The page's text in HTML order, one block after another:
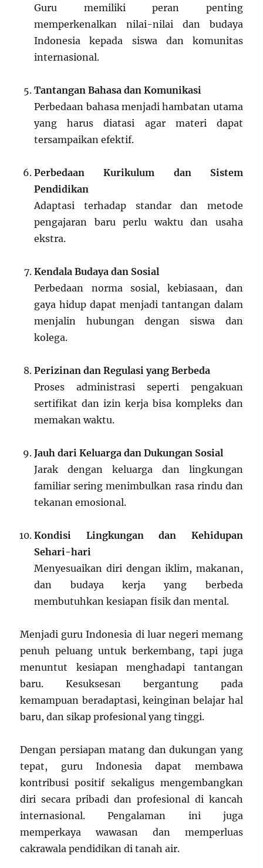
Guru memiliki peran penting
memperkenalkan nilai-nilai dan budaya
Indonesia kepada siswa dan komunitas
internasional.
Tantangan Bahasa dan Komunikasi
Perbedaan bahasa menjadi hambatan utama
yang harus diatasi agar materi dapat
tersampaikan efektif.
Perbedaan Kurikulum dan Sistem
Pendidikan
Adaptasi terhadap standar dan metode
pengajaran baru perlu waktu dan usaha
ekstra.
Kendala Budaya dan Sosial
Perbedaan norma sosial, kebiasaan, dan
gaya hidup dapat menjadi tantangan dalam
menjalin hubungan dengan siswa dan
kolega.
Perizinan dan Regulasi yang Berbeda
Proses administrasi seperti pengakuan
sertifikat dan izin kerja bisa kompleks dan
memakan waktu.
Jauh dari Keluarga dan Dukungan Sosial
Jarak dengan keluarga dan lingkungan
familiar sering menimbulkan rasa rindu dan
tekanan emosional.
Kondisi Lingkungan dan Kehidupan
Sehari-hari
Menyesuaikan diri dengan iklim, makanan,
dan budaya kerja yang berbeda
membutuhkan kesiapan fisik dan mental.
Menjadi guru Indonesia di luar negeri memang
penuh peluang untuk berkembang, tapi juga
menuntut kesiapan menghadapi tantangan
baru. Kesuksesan bergantung pada
kemampuan beradaptasi, keinginan belajar hal
baru, dan sikap profesional yang tinggi.
Dengan persiapan matang dan dukungan yang
tepat, guru Indonesia dapat membawa
kontribusi positif sekaligus mengembangkan
diri secara pribadi dan profesional di kancah
internasional. Pengalaman ini juga
memperkaya wawasan dan memperluas
cakrawala pendidikan di tanah air.